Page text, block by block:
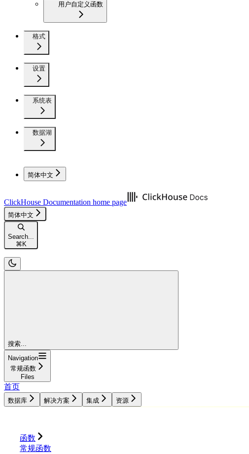
用户自定义函数
格式
设置
系统表
数据湖
简体中文
ClickHouse Documentation home page
简体中文
Search...
⌘K
搜索...
Navigation
常规函数
Files
首页
数据库 解决方案 集成 资源
函数
常规函数